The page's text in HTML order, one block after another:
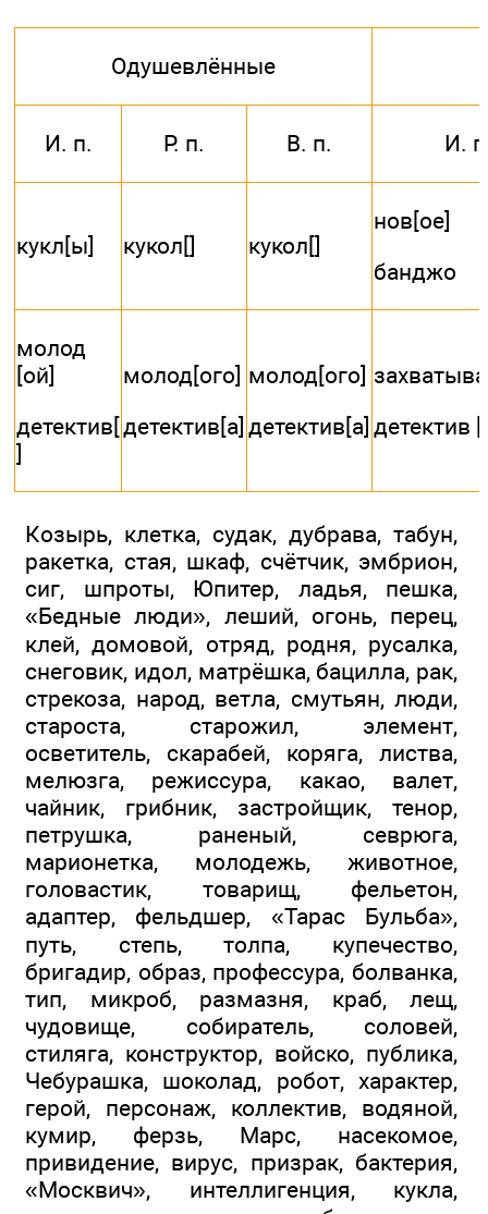
Одушевлённые
И. п. Р. п. В. п. И.
кукл[ы] кукол[] кукол[]
нов[ое]
банджо
молод
[ой]
детектив[
]
молод[ого]
детектив[а]
молод[ого]
детектив[а] детектив []
Козырь, клетка, судак, дубрава, табун,
ракетка, стая, шкаф, счётчик, эмбрион,
сиг, шпроты, Юпитер, ладья, пешка,
«Бедные люди», леший, огонь, перец,
клей, домовой, отряд, родня, русалка,
снеговик, идол, матрёшка, бацилла, рак,
стрекоза, народ, ветла, смутьян, люди,
староста, старожил, элемент,
осветитель, скарабей, коряга, листва,
мелюзга, режиссура, какао, валет,
чайник, грибник, застройщик, тенор,
петрушка, раненый, севрюга,
марионетка, молодежь, животное,
головастик, товарищ, фельетон,
адаптер, фельдшер, «Тарас Бульба»,
путь, степь, толпа, купечество,
бригадир, образ, профессура, болванка,
тип, микроб, размазня, краб, лещ,
чудовище, собиратель, соловей,
стиляга, конструктор, войско, публика,
Чебурашка, шоколад, робот, характер,
герой, персонаж, коллектив, водяной,
кумир, ферзь, Марс, насекомое,
привидение, вирус, призрак, бактерия,
«Москвич», интеллигенция, кукла,